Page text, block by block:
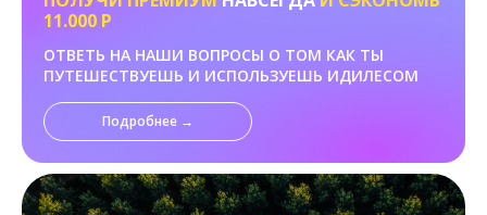
11.000 Р
ОТВЕТЬ НА НАШИ ВОПРОСЫ О ТОМ КАК ТЫ
ПУТЕШЕСТВУЕШЬ И ИСПОЛЬЗУЕШЬ ИДИЛЕСОМ
Подробнее →